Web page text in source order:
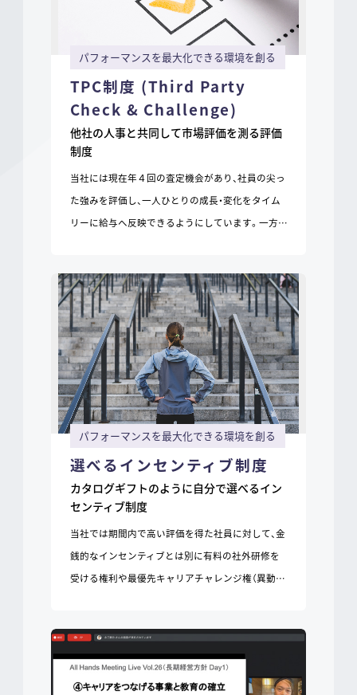
パフォーマンスを最大化できる環境を創る
TPC制度 (Third Party
Check & Challenge)
他社の人事と共同して市場評価を測る評価
制度
当社には現在年４回の査定機会があり、社員の尖っ
た強みを評価し、一人ひとりの成長・変化をタイム
リーに給与へ反映できるようにしています。一方…
パフォーマンスを最大化できる環境を創る
選べるインセンティブ制度
カタログギフトのように自分で選べるイン
センティブ制度
当社では期間内で高い評価を得た社員に対して、金
銭的なインセンティブとは別に有料の社外研修を
受ける権利や最優先キャリアチャレンジ権（異動…